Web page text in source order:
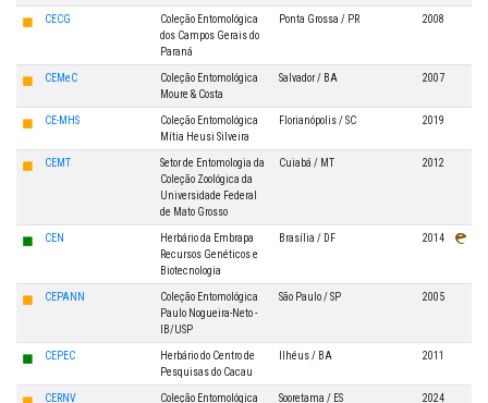
◼ CECG
Coleção Entomológica
dos Campos Gerais do
Paraná
Ponta Grossa / PR 2008
◼ CEMeC
Coleção Entomológica
Moure & Costa
Salvador / BA 2007
◼ CE-MHS
Coleção Entomológica
Mítia Heusi Silveira
Florianópolis / SC 2019
◼ CEMT
Setor de Entomologia da
Coleção Zoológica da
Universidade Federal
de Mato Grosso
Cuiabá / MT 2012
◼ CEN
Herbário da Embrapa
Recursos Genéticos e
Biotecnologia
Brasília / DF 2014
◼ CEPANN
Coleção Entomológica
Paulo Nogueira-Neto -
IB/USP
São Paulo / SP 2005
◼ CEPEC
Herbário do Centro de
Pesquisas do Cacau
Ilhéus / BA 2011
CERNV
Coleção Entomológica
Sooretama / ES 2024